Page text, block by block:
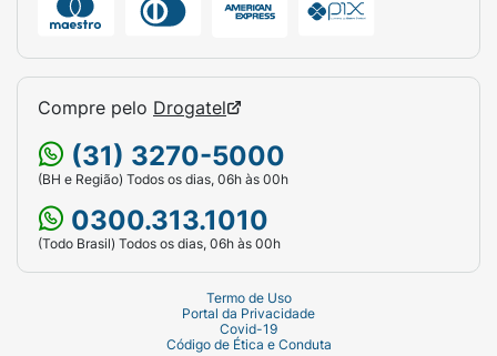
Compre pelo Drogatel
(31) 3270-5000
(BH e Região) Todos os dias, 06h às 00h
0300.313.1010
(Todo Brasil) Todos os dias, 06h às 00h
Termo de Uso
Portal da Privacidade
Covid-19
Código de Ética e Conduta